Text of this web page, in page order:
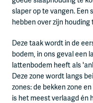
slaper op te vangen. Een
hebben over zijn
Deze taak wordt in de
bodem, in ons geval een
lattenbodem heeft als
Deze zone wordt langs
zones: de bekken zone
is het meest verlaagd én